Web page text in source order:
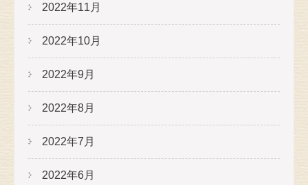
2022年11月
2022年10月
2022年9月
2022年8月
2022年7月
2022年6月